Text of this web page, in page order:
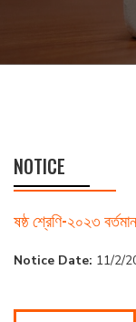
NOTICE
ষষ্ঠ শ্রেণি-২০২৩
Notice Date: 11/2/